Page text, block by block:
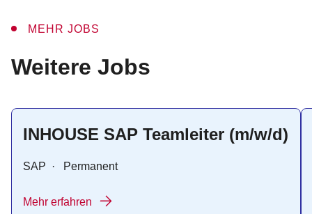
MEHR JOBS
:
Weitere Jobs
INHOUSE SAP Teamleiter (m/w/d)
SAP · Permanent
Mehr erfahren